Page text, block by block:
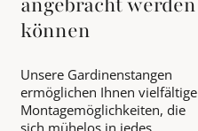
können
Unsere Gardinenstangen
ermöglichen Ihnen vielfältige
Montagemöglichkeiten, die